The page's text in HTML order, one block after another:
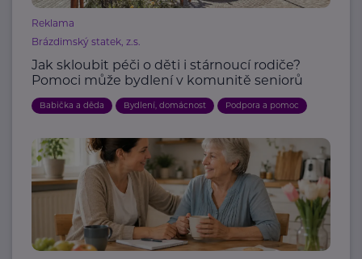
Reklama
Brázdimský statek, z.s.
Jak skloubit péči o děti i stárnoucí rodiče?
Pomoci může bydlení v komunitě seniorů
Babička a děda Bydlení, domácnost Podpora a pomoc